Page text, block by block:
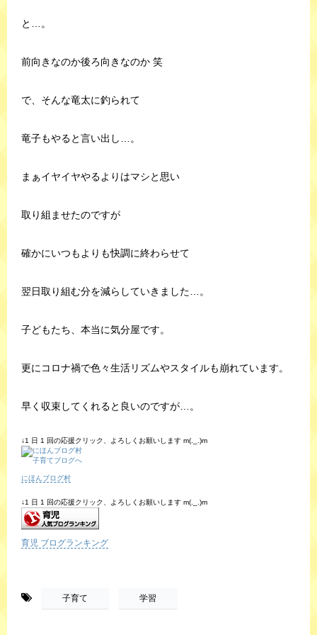
と…。
前向きなのか後ろ向きなのか 笑
で、そんな竜太に釣られて
竜子もやると言い出し…。
まぁイヤイヤやるよりはマシと思い
取り組ませたのですが
確かにいつもよりも快調に終わらせて
翌日取り組む分を減らしていきました…。
子どもたち、本当に気分屋です。
更にコロナ禍で色々生活リズムやスタイルも崩れています。
早く収束してくれると良いのですが…。
↓1 日 1 回の応援クリック、よろしくお願いします m(._.)m
にほんブログ村
↓1 日 1 回の応援クリック、よろしくお願いします m(._.)m
育児 ブログランキング
子育て 学習